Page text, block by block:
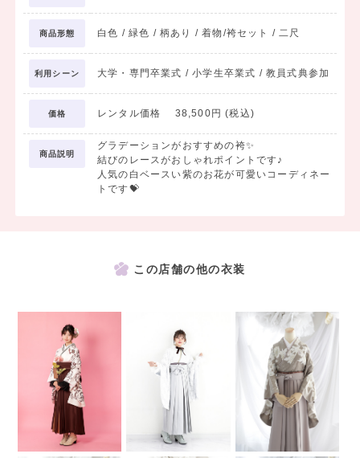
商品形態 白色 / 緑色 / 柄あり / 着物/袴セット / 二尺
利用シーン 大学・専門卒業式 / 小学生卒業式 / 教員式典参加
価格 レンタル価格 38,500円 (税込)
商品説明
グラデーションがおすすめの袴✨
結びのレースがおしゃれポイントです♪
人気の白ベースい紫のお花が可愛いコーディネー
トです💝
この店舗の他の衣装